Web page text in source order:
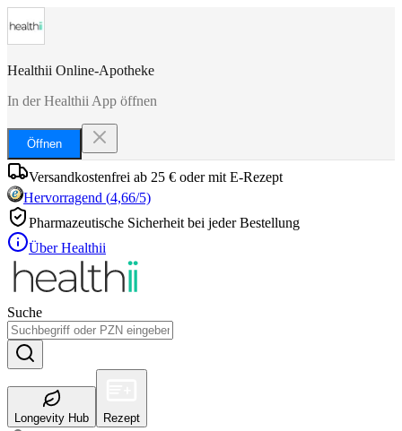
Healthii Online-Apotheke
In der Healthii App öffnen
Öffnen
Versandkostenfrei ab 25 € oder mit E-Rezept
Hervorragend (4,66/5)
Pharmazeutische Sicherheit bei jeder Bestellung
Über Healthii
Suche
Longevity Hub Rezept